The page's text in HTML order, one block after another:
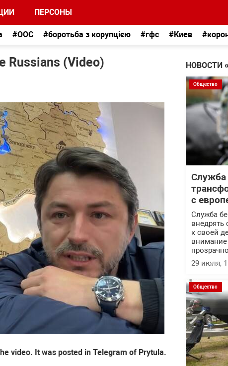
ПЕРСОНЫ
#ООС #боротьба з корупцією #гфс #Киев
Russians (Video)
video. It was posted in Telegram of Prytula.
НОВОСТИ
Общество
Служба
с
Служба
внедрять
к своей
29 июля,
Общество